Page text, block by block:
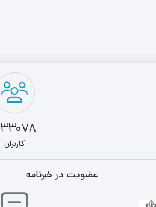
33078+
کاربران
عضویت در خبرنامه